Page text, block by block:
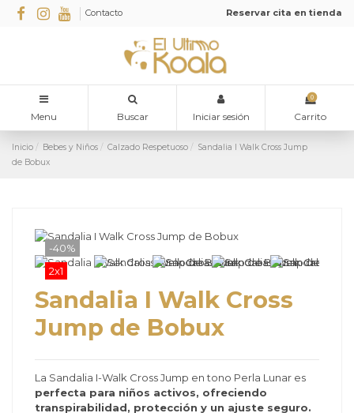
Contacto Reservar cita en tienda
Menu Buscar Iniciar sesión
0
Carrito
Inicio Bebes y Niños Calzado Respetuoso
Sandalia I Walk Cross Jump
de Bobux
-40%
2x1
Sandalia I Walk Cross
Jump de Bobux
La Sandalia I-Walk Cross Jump en tono Perla Lunar es
perfecta para niños activos, ofreciendo
transpirabilidad, protección y un ajuste seguro.